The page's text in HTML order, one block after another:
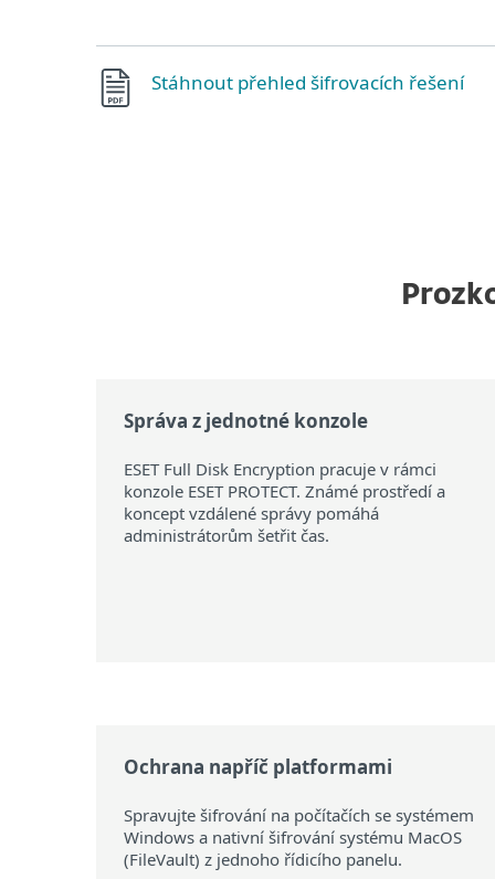
Stáhnout přehled šifrovacích řešení
Správa z jednotné konzole
ESET Full Disk Encryption pracuje v rámci
konzole ESET PROTECT. Známé prostředí a
koncept vzdálené správy pomáhá
administrátorům šetřit čas.
Ochrana napříč platformami
Spravujte šifrování na počítačích se systémem
Windows a nativní šifrování systému MacOS
(FileVault) z jednoho řídicího panelu.